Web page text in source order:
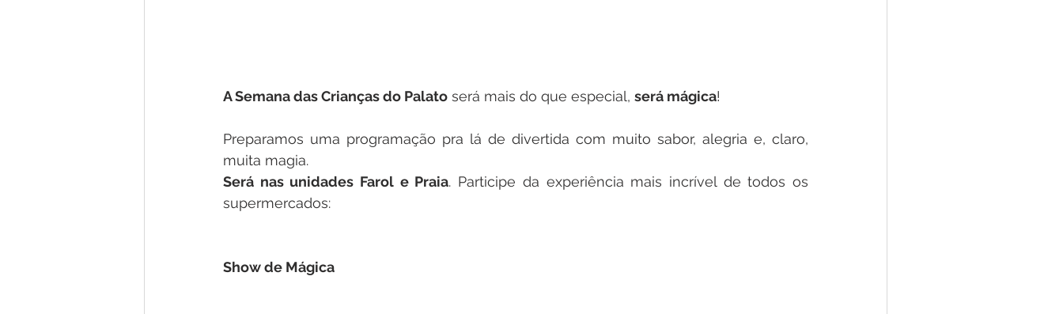
A Semana das Crianças do Palato será mais do que especial, será mágica!
Preparamos uma programação pra lá de divertida com muito sabor, alegria e, claro,
muita magia.
Será nas unidades Farol e Praia. Participe da experiência mais incrível de todos os
supermercados:
Show de Mágica